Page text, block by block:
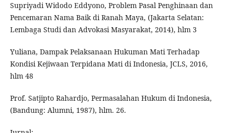
Supriyadi Widodo Eddyono, Problem Pasal Penghinaan dan
Pencemaran Nama Baik di Ranah Maya, (Jakarta Selatan:
Lembaga Studi dan Advokasi Masyarakat, 2014), hlm 3
Yuliana, Dampak Pelaksanaan Hukuman Mati Terhadap
Kondisi Kejiwaan Terpidana Mati di Indonesia, JCLS, 2016,
hlm 48
Prof. Satjipto Rahardjo, Permasalahan Hukum di Indonesia,
(Bandung: Alumni, 1987), hlm. 26.